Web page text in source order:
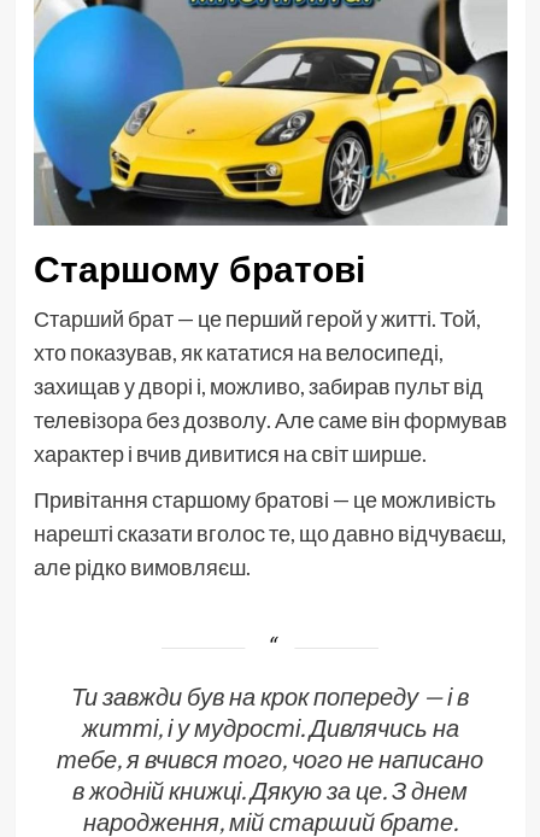
Старшому братові
Старший брат — це перший герой у житті. Той,
хто показував, як кататися на велосипеді,
захищав у дворі і, можливо, забирав пульт від
телевізора без дозволу. Але саме він формував
характер і вчив дивитися на світ ширше.
Привітання старшому братові — це можливість
нарешті сказати вголос те, що давно відчуваєш,
але рідко вимовляєш.
Ти завжди був на крок попереду — і в
житті, і у мудрості. Дивлячись на
тебе, я вчився того, чого не написано
в жодній книжці. Дякую за це. З днем
народження, мій старший брате.